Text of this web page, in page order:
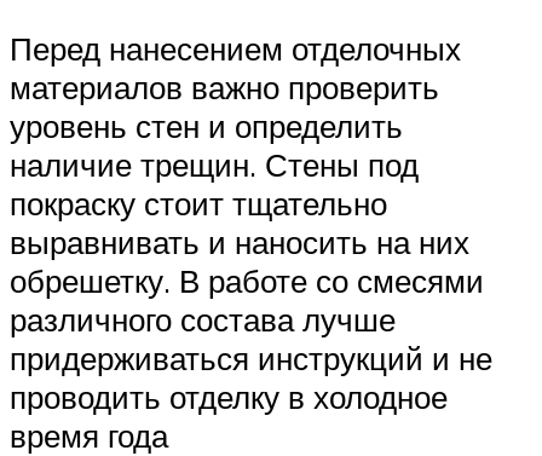
Перед нанесением отделочных
материалов важно проверить
уровень стен и определить
наличие трещин. Стены под
покраску стоит тщательно
выравнивать и наносить на них
обрешетку. В работе со смесями
различного состава лучше
придерживаться инструкций и не
проводить отделку в холодное
время года